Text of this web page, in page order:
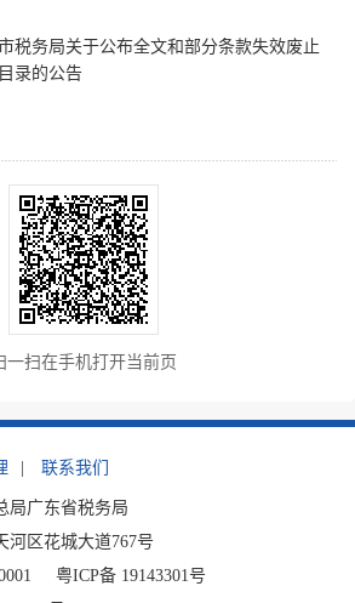
税务局关于公布全文和部分条款失效废止
录的公告
一扫在手机打开当前页
联系我们
局广东省税务局
河区花城大道767号
粤ICP备 19143301号